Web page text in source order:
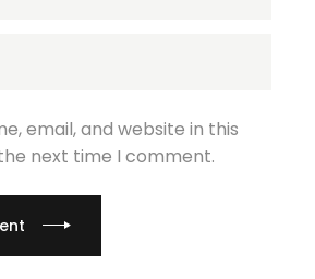
email, and website in this
next time I comment.